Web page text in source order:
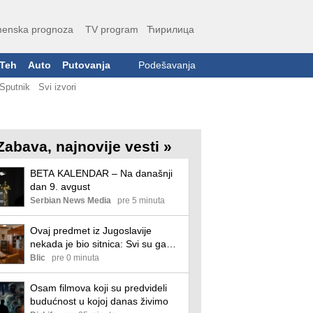
prognoza TV program Ћирилица
Teh Auto Putovanja Podešavanja
Sputnik Svi izvori
najnovije vesti »
BETA KALENDAR – Na današnji
dan 9. avgust
Serbian News Media pre 5 minuta
Ovaj predmet iz Jugoslavije
nekada je bio sitnica: Svi su ga
imali, a danas za njega traže 200
evra (foto)
Blic pre 0 minuta
Osam filmova koji su predvideli
budućnost u kojoj danas živimo